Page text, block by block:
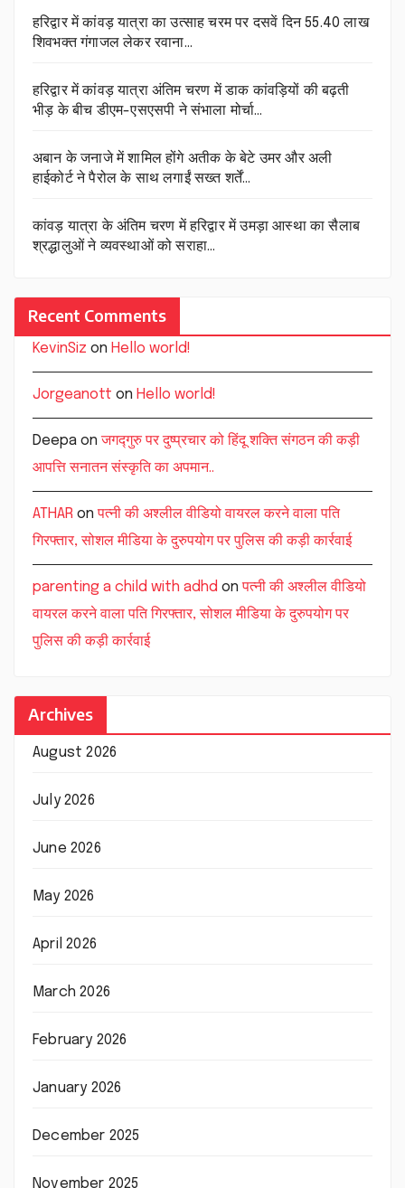
हरिद्वार में कांवड़ यात्रा का उत्साह चरम पर दसवें दिन 55.40 लाख
शिवभक्त गंगाजल लेकर रवाना…
हरिद्वार में कांवड़ यात्रा अंतिम चरण में डाक कांवड़ियों की बढ़ती
भीड़ के बीच डीएम-एसएसपी ने संभाला मोर्चा…
अबान के जनाजे में शामिल होंगे अतीक के बेटे उमर और अली
हाईकोर्ट ने पैरोल के साथ लगाईं सख्त शर्तें…
कांवड़ यात्रा के अंतिम चरण में हरिद्वार में उमड़ा आस्था का सैलाब
श्रद्धालुओं ने व्यवस्थाओं को सराहा…
Recent Comments
KevinSiz on Hello world!
Jorgeanott on Hello world!
Deepa onजगद्गुरु पर दुष्प्रचार को हिंदू शक्ति संगठन की कड़ी
आपत्ति सनातन संस्कृति का अपमान..
ATHAR onपत्नी की अश्लील वीडियो वायरल करने वाला पति
गिरफ्तार, सोशल मीडिया के दुरुपयोग पर पुलिस की कड़ी कार्रवाई
parenting a child with adhd onपत्नी की अश्लील वीडियो
वायरल करने वाला पति गिरफ्तार, सोशल मीडिया के दुरुपयोग पर
पुलिस की कड़ी कार्रवाई
Archives
August 2026
July 2026
June 2026
May 2026
April 2026
March 2026
February 2026
January 2026
December 2025
November 2025